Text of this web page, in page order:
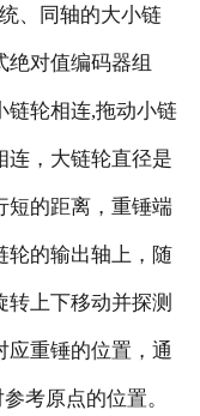
、同轴的大小链
绝对值编码器组
链轮相连,拖动小链
连，大链轮直径是
短的距离，重锤端
轮的输出轴上，随
上下移动并探测
应重锤的位置，通
考原点的位置。